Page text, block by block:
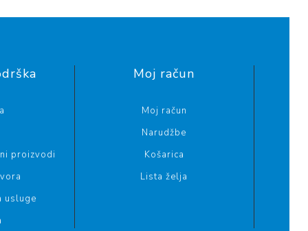
proizvodi
usluge
Moj račun
Moj račun
Narudžbe
Košarica
Lista želja